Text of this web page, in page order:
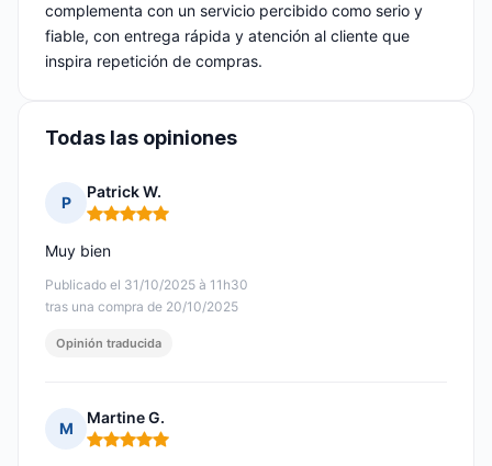
complementa con un servicio percibido como serio y
fiable, con entrega rápida y atención al cliente que
inspira repetición de compras.
Todas las opiniones
P
Patrick W.
Nota: 5 de 5
Publicado el 31/10/2025 à 11h30
tras una compra de 20/10/2025
Muy bien
Opinión traducida
M
Martine G.
Nota: 5 de 5